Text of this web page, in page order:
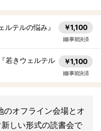
ルテルの悩み』 ￥1,100
事前決済
若きウェルテル
￥1,100
事前決済
のオフライン会場とオ
しい形式の読書会で